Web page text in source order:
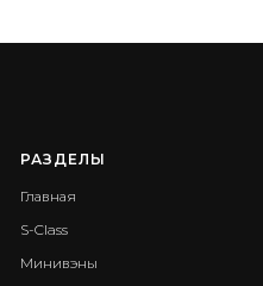
РАЗДЕЛЫ
Главная
S-Class
Минивэны